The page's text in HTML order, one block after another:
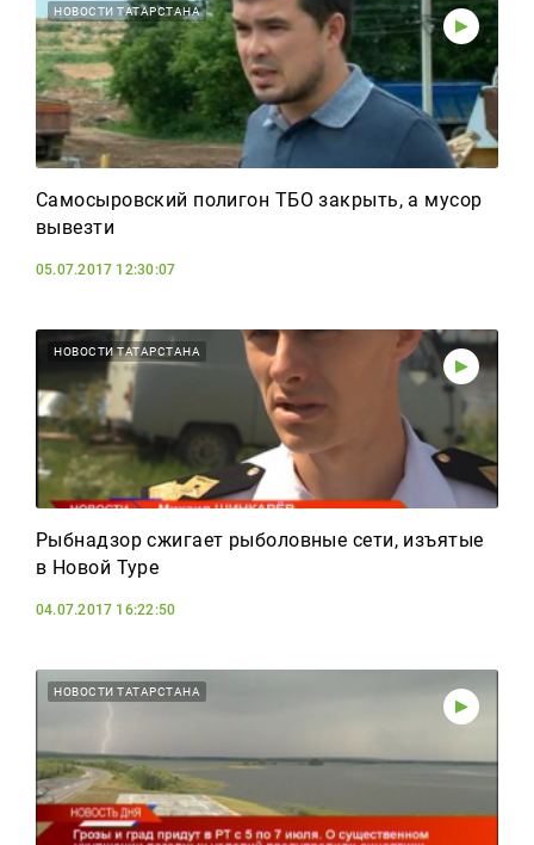
НОВОСТИ ТАТАРСТАНА
Самосыровский полигон ТБО закрыть, а мусор
вывезти
05.07.2017 12:30:07
НОВОСТИ ТАТАРСТАНА
Рыбнадзор сжигает рыболовные сети, изъятые
в Новой Туре
04.07.2017 16:22:50
НОВОСТИ ТАТАРСТАНА